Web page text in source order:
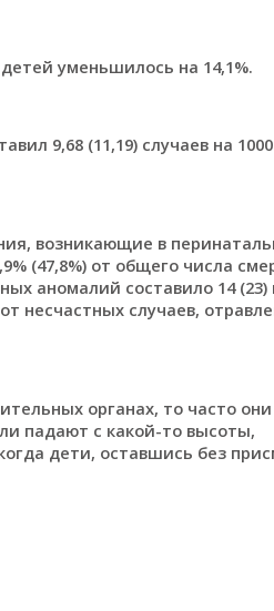
уменьшилось на 14,1%.
9,68 (11,19) случаев на 1000
возникающие в
(47,8%) от общего числа
аномалий составило 14 (23)
несчастных случаев,
органах, то часто они
падают с какой-то высоты,
дети, оставшись без